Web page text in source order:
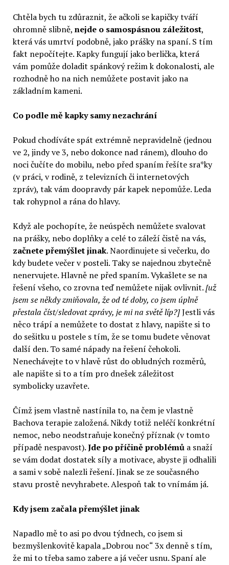
Chtěla bych tu zdůraznit, že ačkoli se kapičky tváří
ohromně slibně, nejde o samospásnou záležitost,
která vás umrtví podobně, jako prášky na spaní. S tím
fakt nepočítejte. Kapky fungují jako berlička, která
vám pomůže doladit spánkový režim k dokonalosti, ale
rozhodně ho na nich nemůžete postavit jako na
základním kameni.
Co podle mě kapky samy nezachrání
Pokud chodíváte spát extrémně nepravidelně (jednou
ve 2, jindy ve 3, nebo dokonce nad ránem), dlouho do
noci čučíte do mobilu, nebo před spaním řešíte sra*ky
(v práci, v rodině, z televizních či internetových
zpráv), tak vám doopravdy pár kapek nepomůže. Leda
tak rohypnol a rána do hlavy.
Když ale pochopíte, že neúspěch nemůžete svalovat
na prášky, nebo doplňky a celé to záleží čistě na vás,
začnete přemýšlet jinak. Naordinujete si večerku, do
kdy budete večer v posteli. Taky se najednou zbytečně
nenervujete. Hlavně ne před spaním. Vykašlete se na
řešení všeho, co zrovna teď nemůžete nijak ovlivnit.[už
jsem se někdy zmiňovala, že od té doby, co jsem úplně
přestala číst/sledovat zprávy, je mi na světě líp?]Jestli vás
něco trápí a nemůžete to dostat z hlavy, napište si to
do sešitku u postele s tím, že se tomu budete věnovat
další den. To samé nápady na řešení čehokoli.
Nenechávejte to v hlavě růst do obludných rozměrů,
ale napište si to a tím pro dnešek záležitost
symbolicky uzavřete.
Čímž jsem vlastně nastínila to, na čem je vlastně
Bachova terapie založená. Nikdy totiž neléčí konkrétní
nemoc, nebo neodstraňuje konečný příznak (v tomto
případě nespavost).Jde po příčině problémůa snaží
se vám dodat dostatek síly a motivace, abyste ji odhalili
a sami v sobě nalezli řešení. Jinak se ze současného
stavu prostě nevyhrabete. Alespoň tak to vnímám já.
Kdy jsem začala přemýšlet jinak
Napadlo mě to asi po dvou týdnech, co jsem si
bezmyšlenkovitě kapala „Dobrou noc“ 3x denně s tím,
že mi to třeba samo zabere a já večer usnu. Spaní ale